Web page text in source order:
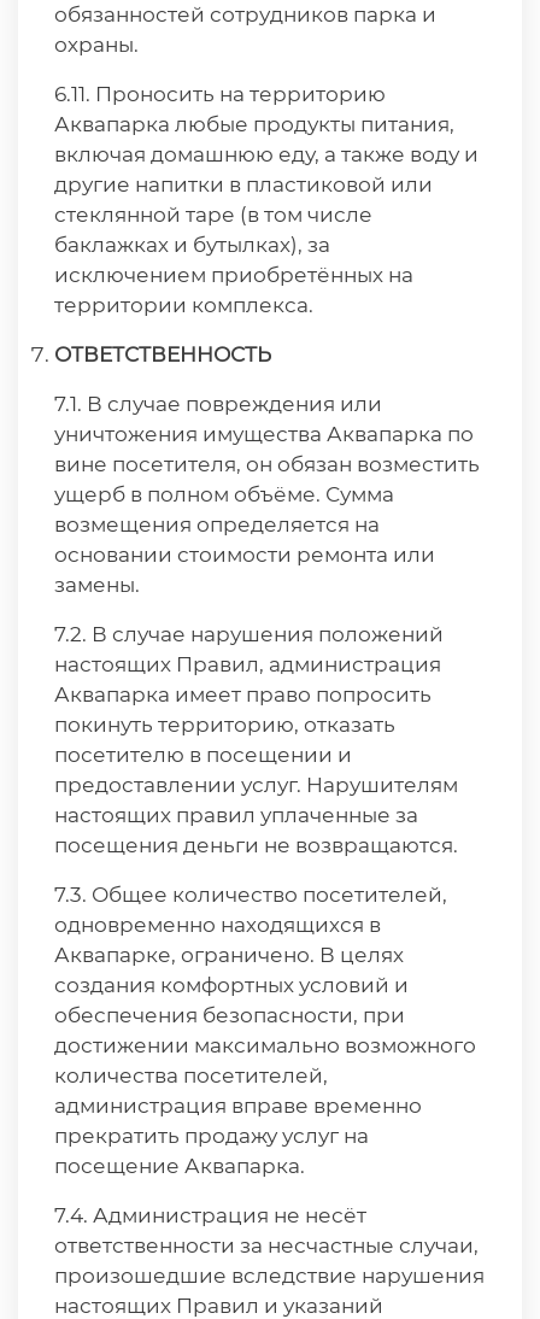
обязанностей сотрудников парка и
охраны.
6.11. Проносить на территорию
Аквапарка любые продукты питания,
включая домашнюю еду, а также воду и
другие напитки в пластиковой или
стеклянной таре (в том числе
баклажках и бутылках), за
исключением приобретённых на
территории комплекса.
ОТВЕТСТВЕННОСТЬ
7.1. В случае повреждения или
уничтожения имущества Аквапарка по
вине посетителя, он обязан возместить
ущерб в полном объёме. Сумма
возмещения определяется на
основании стоимости ремонта или
замены.
7.2. В случае нарушения положений
настоящих Правил, администрация
Аквапарка имеет право попросить
покинуть территорию, отказать
посетителю в посещении и
предоставлении услуг. Нарушителям
настоящих правил уплаченные за
посещения деньги не возвращаются.
7.3. Общее количество посетителей,
одновременно находящихся в
Аквапарке, ограничено. В целях
создания комфортных условий и
обеспечения безопасности, при
достижении максимально возможного
количества посетителей,
администрация вправе временно
прекратить продажу услуг на
посещение Аквапарка.
7.4. Администрация не несёт
ответственности за несчастные случаи,
произошедшие вследствие нарушения
настоящих Правил и указаний